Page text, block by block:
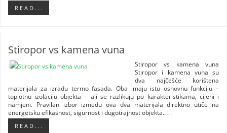
R E A D . . .
Stiropor vs kamena vuna
Stiropor vs kamena vuna
Stiropor i kamena vuna su
dva najčešće korištena
materijala za izradu termo fasada. Oba imaju istu osnovnu funkciju –
toplotnu izolaciju objekta – ali se razlikuju po karakteristikama, cijeni i
namjeni. Pravilan izbor između ova dva materijala direktno utiče na
energetsku efikasnost, sigurnost i dugotrajnost objekta.. . .
R E A D . . .